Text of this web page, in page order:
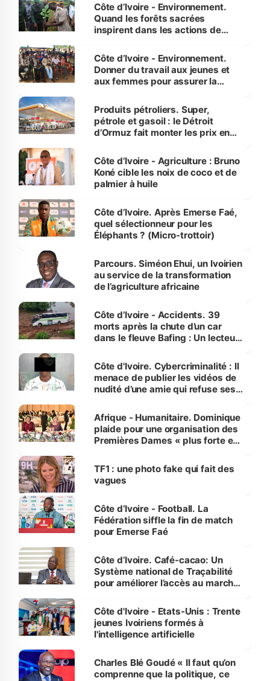
Côte d’Ivoire - Environnement.
Quand les forêts sacrées
inspirent dans les actions de
Côte d’Ivoire - Environnement.
Donner du travail aux jeunes et
aux femmes pour assurer la
menacées
Produits pétroliers. Super,
pétrole et gasoil : le Détroit
d’Ormuz fait monter les prix en
Côte d’Ivoire - Agriculture : Bruno
Koné cible les noix de coco et de
palmier à huile
Côte d’Ivoire. Après Emerse Faé,
quel sélectionneur pour les
Éléphants ? (Micro-trottoir)
Parcours. Siméon Ehui, un Ivoirien
au service de la transformation
de l’agriculture africaine
Côte d’Ivoire - Accidents. 39
morts après la chute d’un car
dans le fleuve Bafing : Un lecteur
des Transports
Côte d'Ivoire. Cybercriminalité : Il
menace de publier les vidéos de
nudité d’une amie qui refuse ses
Afrique - Humanitaire. Dominique
plaide pour une organisation des
Premières Dames « plus forte et
sur la scène internationale »
TF1 : une photo fake qui fait des
vagues
Côte d’Ivoire - Football. La
Fédération siffle la fin de match
pour Emerse Faé
Côte d’Ivoire. Café-cacao: Un
Système national de Traçabilité
pour améliorer l’accès au marché
Côte d'Ivoire - Etats-Unis : Trente
jeunes Ivoiriens formés à
l'intelligence artificielle
Charles Blé Goudé « Il faut qu’on
comprenne que la politique, ce